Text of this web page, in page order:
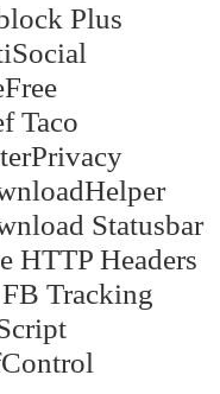
Plus
Taco
Statusbar
HTTP Headers
Tracking